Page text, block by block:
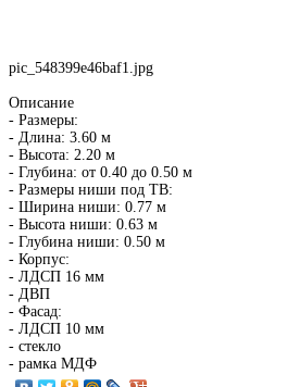
pic_548399e46baf1.jpg
Описание
- Размеры:
- Длина: 3.60 м
- Высота: 2.20 м
- Глубина: от 0.40 до 0.50 м
- Размеры ниши под ТВ:
- Ширина ниши: 0.77 м
- Высота ниши: 0.63 м
- Глубина ниши: 0.50 м
- Корпус:
- ЛДСП 16 мм
- ДВП
- Фасад:
- ЛДСП 10 мм
- стекло
- рамка МДФ